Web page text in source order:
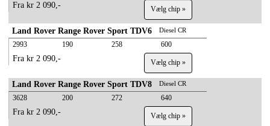
Fra kr 2 090,- Vælg chip »
Land Rover Range Rover Sport TDV6 Diesel CR
2993 190 258 600
Fra kr 2 090,- Vælg chip »
Land Rover Range Rover Sport TDV8 Diesel CR
3628 200 272 640
Fra kr 2 090,- Vælg chip »